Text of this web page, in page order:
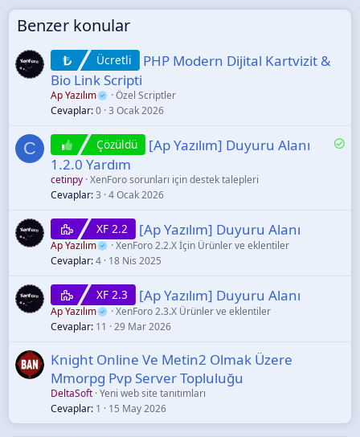
Benzer konular
Ücretli
PHP Modern Dijital Kartvizit &
Bio Link Scripti
Ap Yazılım
Özel Scriptler
Cevaplar 0 3 Ocak 2026
C
Ç
Çözüldü
[Ap Yazılım] Duyuru Alanı
1.2.0 Yardım
cetinpy XenForo sorunları için destek talepleri
Cevaplar 3 4 Ocak 2026
XF 2.2 [Ap Yazılım] Duyuru Alanı
Ap Yazılım
XenForo 2.2.X İçin Ürünler ve eklentiler
Cevaplar 4 18 Nis 2025
XF 2.3 [Ap Yazılım] Duyuru Alanı
Ap Yazılım
XenForo 2.3.X Ürünler ve eklentiler
Cevaplar 11 29 Mar 2026
Knight Online Ve Metin2 Olmak Üzere
Mmorpg Pvp Server Topluluğu
DeltaSoft Yeni web site tanıtımları
Cevaplar 1 15 May 2026